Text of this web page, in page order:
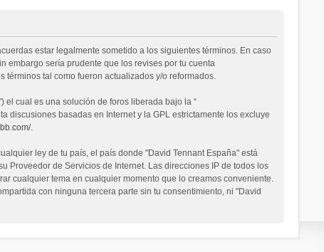
estar legalmente sometido a los siguientes términos. En caso
embargo sería prudente que los revises por tu cuenta
tal como fueron actualizados y/o reformados.
el cual es una solución de foros liberada bajo la “
discusiones basadas en Internet y la GPL estrictamente los excluye
.
ley de tu país, el país donde "David Tennant España" está
Proveedor de Servicios de Internet. Las direcciones IP de todos los
cualquier tema en cualquier momento que lo creamos conveniente.
con ninguna tercera parte sin tu consentimiento, ni "David